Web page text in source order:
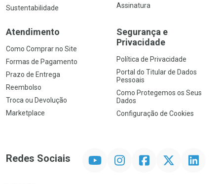
Sustentabilidade
Assinatura
Atendimento
Como Comprar no Site
Formas de Pagamento
Prazo de Entrega
Reembolso
Troca ou Devolução
Marketplace
Segurança e
Privacidade
Política de Privacidade
Portal do Titular de Dados
Pessoais
Como Protegemos os Seus
Dados
Configuração de Cookies
Redes Sociais InstagramFacebookTwitter Linkedin